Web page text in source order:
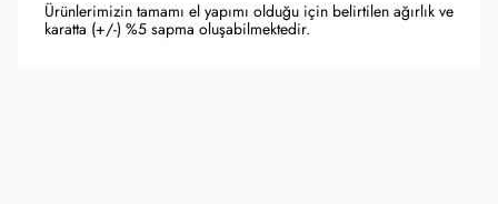
Ürünlerimizin tamamı el yapımı olduğu için belirtilen ağırlık ve
karatta (+/-) %5 sapma oluşabilmektedir.